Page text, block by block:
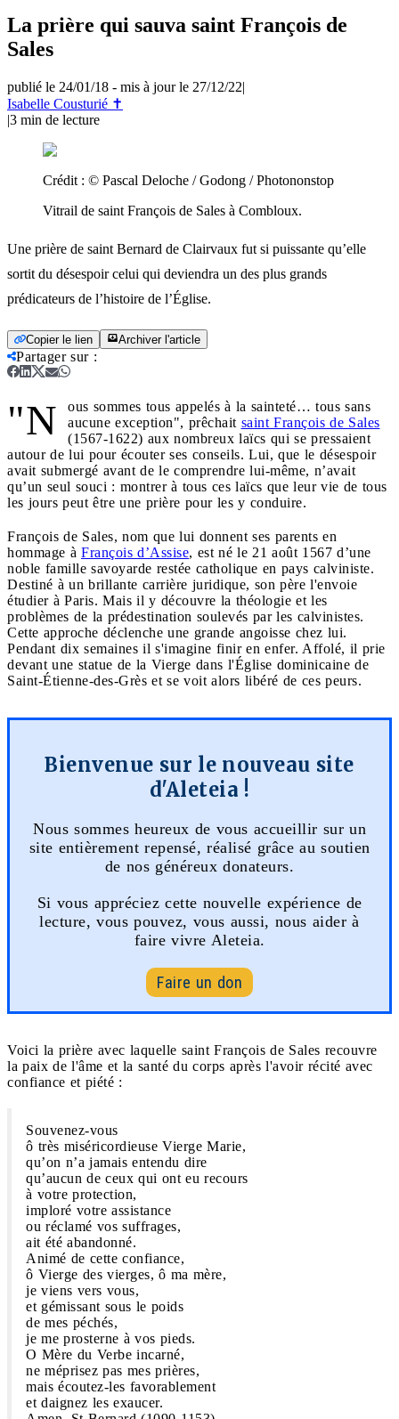
La prière qui sauva saint François de
Sales
publié le 24/01/18 - mis à jour le 27/12/22|
Isabelle Cousturié ✝
|3 min de lecture
Crédit : © Pascal Deloche / Godong / Photononstop
Vitrail de saint François de Sales à Combloux.
Une prière de saint Bernard de Clairvaux fut si puissante qu’elle
sortit du désespoir celui qui deviendra un des plus grands
prédicateurs de l’histoire de l’Église.
Copier le lien Archiver l'article
Partager sur:
"N
ous sommes tous appelés à la sainteté… tous sans
aucune exception", prêchait saint François de Sales
(1567-1622) aux nombreux laïcs qui se pressaient
autour de lui pour écouter ses conseils. Lui, que le désespoir
avait submergé avant de le comprendre lui-même, n’avait
qu’un seul souci : montrer à tous ces laïcs que leur vie de tous
les jours peut être une prière pour les y conduire.
François de Sales, nom que lui donnent ses parents en
hommage à François d’Assise, est né le 21 août 1567 d’une
noble famille savoyarde restée catholique en pays calviniste.
Destiné à un brillante carrière juridique, son père l'envoie
étudier à Paris. Mais il y découvre la théologie et les
problèmes de la prédestination soulevés par les calvinistes.
Cette approche déclenche une grande angoisse chez lui.
Pendant dix semaines il s'imagine finir en enfer. Affolé, il prie
devant une statue de la Vierge dans l'Église dominicaine de
Saint-Étienne-des-Grès et se voit alors libéré de ces peurs.
Bienvenue sur le nouveau site
d'Aleteia !
Nous sommes heureux de vous accueillir sur un
site entièrement repensé, réalisé grâce au soutien
de nos généreux donateurs.
Si vous appréciez cette nouvelle expérience de
lecture, vous pouvez, vous aussi, nous aider à
faire vivre Aleteia.
Faire un don
Voici la prière avec laquelle saint François de Sales recouvre
la paix de l'âme et la santé du corps après l'avoir récité avec
confiance et piété :
Souvenez-vous
ô très miséricordieuse Vierge Marie,
qu’on n’a jamais entendu dire
qu’aucun de ceux qui ont eu recours
à votre protection,
imploré votre assistance
ou réclamé vos suffrages,
ait été abandonné.
Animé de cette confiance,
ô Vierge des vierges, ô ma mère,
je viens vers vous,
et gémissant sous le poids
de mes péchés,
je me prosterne à vos pieds.
O Mère du Verbe incarné,
ne méprisez pas mes prières,
mais écoutez-les favorablement
et daignez les exaucer.